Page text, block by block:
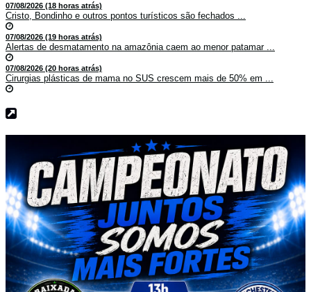
07/08/2026 (18 horas atrás)
Cristo, Bondinho e outros pontos turísticos são fechados ...
07/08/2026 (19 horas atrás)
Alertas de desmatamento na amazônia caem ao menor patamar ...
07/08/2026 (20 horas atrás)
Cirurgias plásticas de mama no SUS crescem mais de 50% em ...